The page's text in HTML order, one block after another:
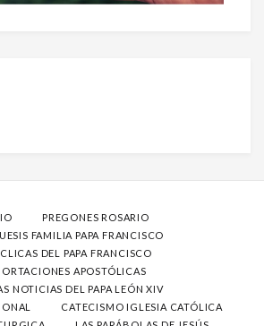
PREGONES ROSARIO
FAMILIA PAPA FRANCISCO
DEL PAPA FRANCISCO
APOSTÓLICAS
NOTICIAS DEL PAPA LEÓN XIV
CATECISMO IGLESIA CATÓLICA